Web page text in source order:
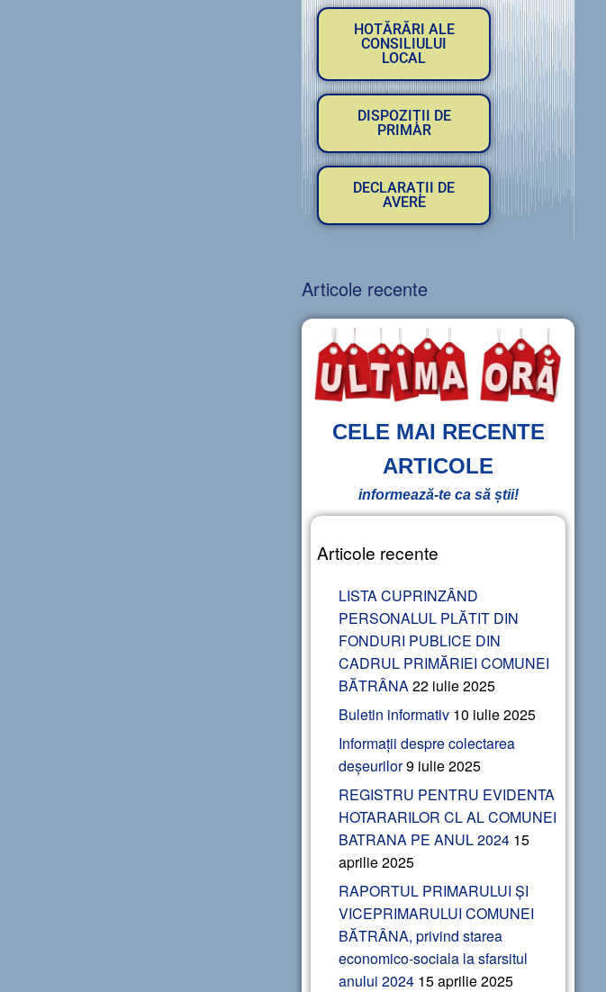
HOTĂRĂRI ALE
CONSILIULUI
LOCAL
DISPOZIȚII DE
PRIMAR
DECLARAȚII DE
AVERE
Articole recente
CELE MAI RECENTE
ARTICOLE
informează-te ca să știi!
Articole recente
LISTA CUPRINZÂND
PERSONALUL PLĂTIT DIN
FONDURI PUBLICE DIN
CADRUL PRIMĂRIEI COMUNEI
BĂTRÂNA22 iulie 2025
Buletin informativ 10 iulie 2025
Informații despre colectarea
deșeurilor9 iulie 2025
REGISTRU PENTRU EVIDENTA
HOTARARILOR CL AL COMUNEI
BATRANA PE ANUL 2024 15
aprilie 2025
RAPORTUL PRIMARULUI ȘI
VICEPRIMARULUI COMUNEI
BĂTRÂNA, privind starea
economico-sociala la sfarsitul
anului 2024 15 aprilie 2025